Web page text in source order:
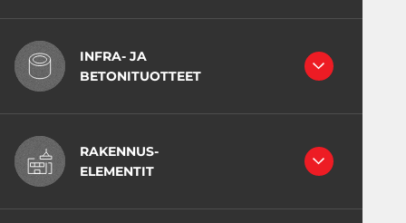
LATTIABETONIT
INFRABETONI
JUOTOSBETONIT
VÄHÄHIILISET BETONIT
MAAKOSTEAT BETONIT
VÄRIBETONIT
RUISKUBETONIT
INFRA- JA
BETONITUOTTEET
BETONIPUT
KET
EK-putket, pyöreät
EK-kulmaputket
RAKENNUS-
ELEMENTIT